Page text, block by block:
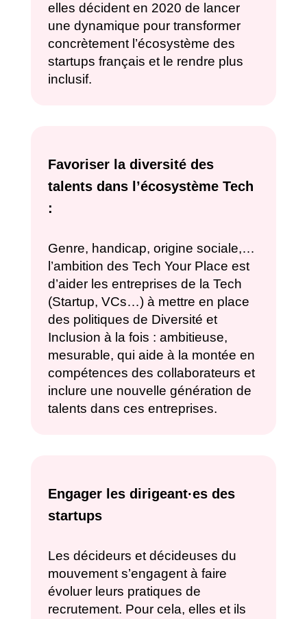
elles décident en 2020 de lancer
une dynamique pour transformer
concrètement l’écosystème des
startups français et le rendre plus
inclusif.
Favoriser la diversité des
talents dans l’écosystème Tech
:
Genre, handicap, origine sociale,…
l’ambition des Tech Your Place est
d’aider les entreprises de la Tech
(Startup, VCs…) à mettre en place
des politiques de Diversité et
Inclusion à la fois : ambitieuse,
mesurable, qui aide à la montée en
compétences des collaborateurs et
inclure une nouvelle génération de
talents dans ces entreprises.
Engager les dirigeant·es des
startups
Les décideurs et décideuses du
mouvement s’engagent à faire
évoluer leurs pratiques de
recrutement. Pour cela, elles et ils